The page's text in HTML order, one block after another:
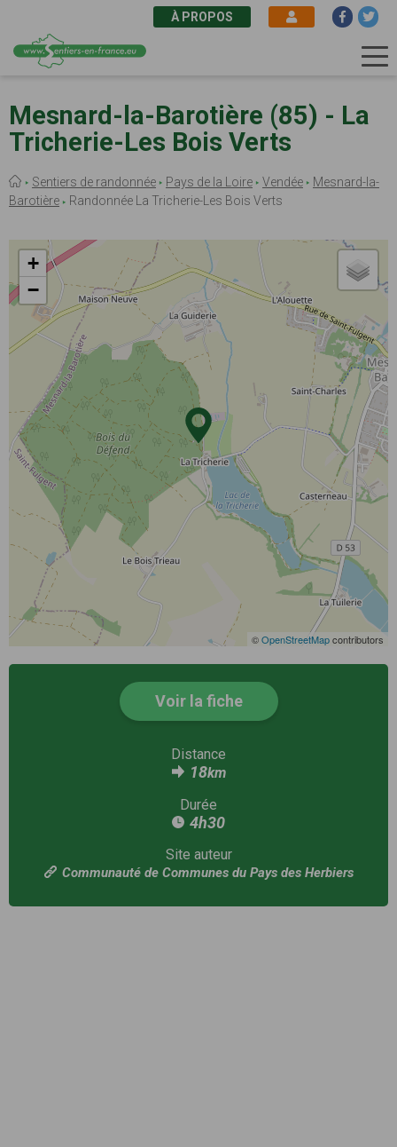
au
contenu
principal
À PROPOS
Mesnard-la-Barotière (85) - La
Tricherie-Les Bois Verts
Fil
d'Ariane
Sentiers de randonnée Pays de la Loire Vendée
Mesnard-la-
Barotière
Randonnée La Tricherie-Les Bois Verts
+
−
©OpenStreetMapcontributors
Voir la fiche
Distance
18km
Durée
4h30
Site auteur
Communauté de Communes du Pays des Herbiers